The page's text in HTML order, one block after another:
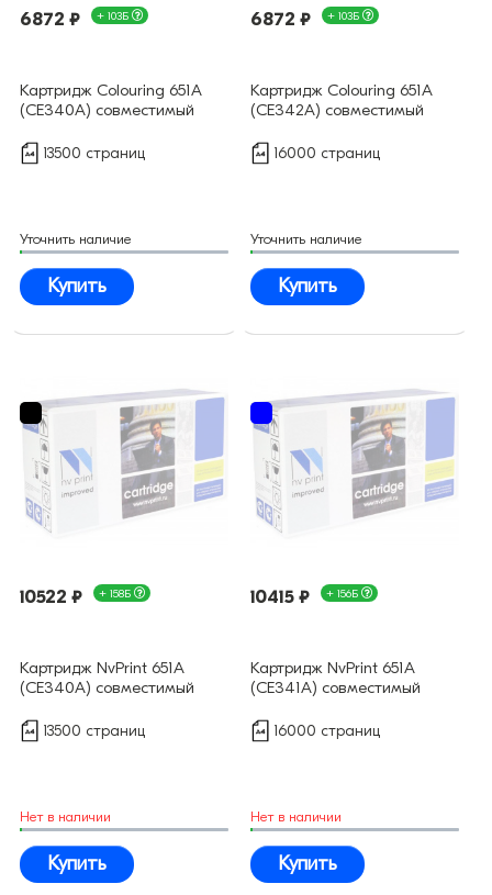
6872 ₽ + 103Б
Картридж Colouring 651А
(CE340A) совместимый
13500 страниц
Уточнить наличие
Купить
6872 ₽ + 103Б
Картридж Colouring 651А
(CE342A) совместимый
16000 страниц
Уточнить наличие
Купить
10522 ₽ + 158Б
Картридж NvPrint 651А
(CE340A) совместимый
13500 страниц
Нет в наличии
Купить
10415 ₽ + 156Б
Картридж NvPrint 651А
(CE341A) совместимый
16000 страниц
Нет в наличии
Купить